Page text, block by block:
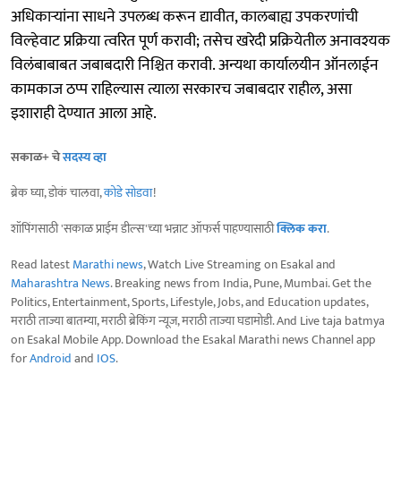
अधिकाऱ्यांना साधने उपलब्ध करून द्यावीत, कालबाह्य उपकरणांची
विल्हेवाट प्रक्रिया त्वरित पूर्ण करावी; तसेच खरेदी प्रक्रियेतील अनावश्यक
विलंबाबाबत जबाबदारी निश्चित करावी. अन्यथा कार्यालयीन ऑनलाईन
कामकाज ठप्प राहिल्यास त्याला सरकारच जबाबदार राहील, असा
इशाराही देण्यात आला आहे.
सकाळ+ चेसदस्य व्हा
ब्रेक घ्या, डोकं चालवा,कोडे सोडवा!
शॉपिंगसाठी 'सकाळ प्राईम डील्स'च्या भन्नाट ऑफर्स पाहण्यासाठीक्लिक करा.
Read latestMarathi news, Watch Live Streaming on Esakal and
Maharashtra News. Breaking news from India, Pune, Mumbai. Get the
Politics, Entertainment, Sports, Lifestyle, Jobs, and Education updates,
मराठी ताज्या बातम्या, मराठी ब्रेकिंग न्यूज, मराठी ताज्या घडामोडी. And Live taja batmya
on Esakal Mobile App. Download the Esakal Marathi news Channel app
forAndroidand IOS.